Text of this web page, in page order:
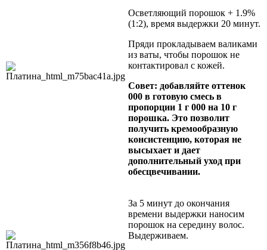
Осветляющий порошок + 1.9%
(1:2), время выдержки 20 минут.
Пряди прокладываем валиками
из ваты, чтобы порошок не
контактировал с кожей.
Совет: добавляйте оттенок
000 в готовую смесь в
пропорции 1 г 000 на 10 г
порошка. Это позволит
получить кремообразную
консистенцию, которая не
высыхает и дает
дополнительный уход при
обесцвечивании.
За 5 минут до окончания
времени выдержки наносим
порошок на середину волос.
Выдерживаем.